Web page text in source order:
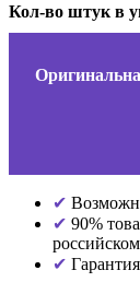
Кол-во штук в
90%